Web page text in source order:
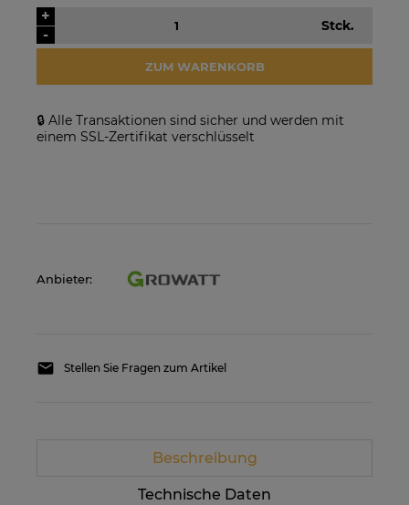
VERFÜGBARKEIT DER
-
+
Stck.
ZUM WARENKORB
🔒 Alle Transaktionen sind sicher und werden mit
einem SSL-Zertifikat verschlüsselt
Anbieter:
Stellen Sie Fragen zum Artikel
Beschreibung
Technische Daten